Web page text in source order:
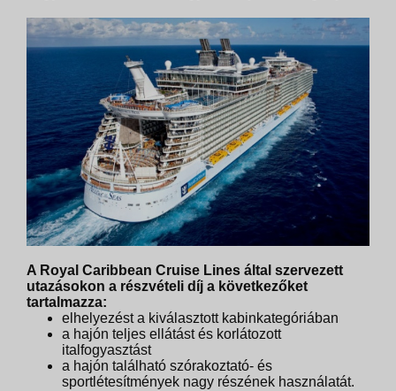
A Royal Caribbean Cruise Lines által szervezett
utazásokon a részvételi díj a következőket
tartalmazza:
elhelyezést a kiválasztott kabinkategóriában
a hajón teljes ellátást és korlátozott
italfogyasztást
a hajón található szórakoztató- és
sportlétesítmények nagy részének használatát.